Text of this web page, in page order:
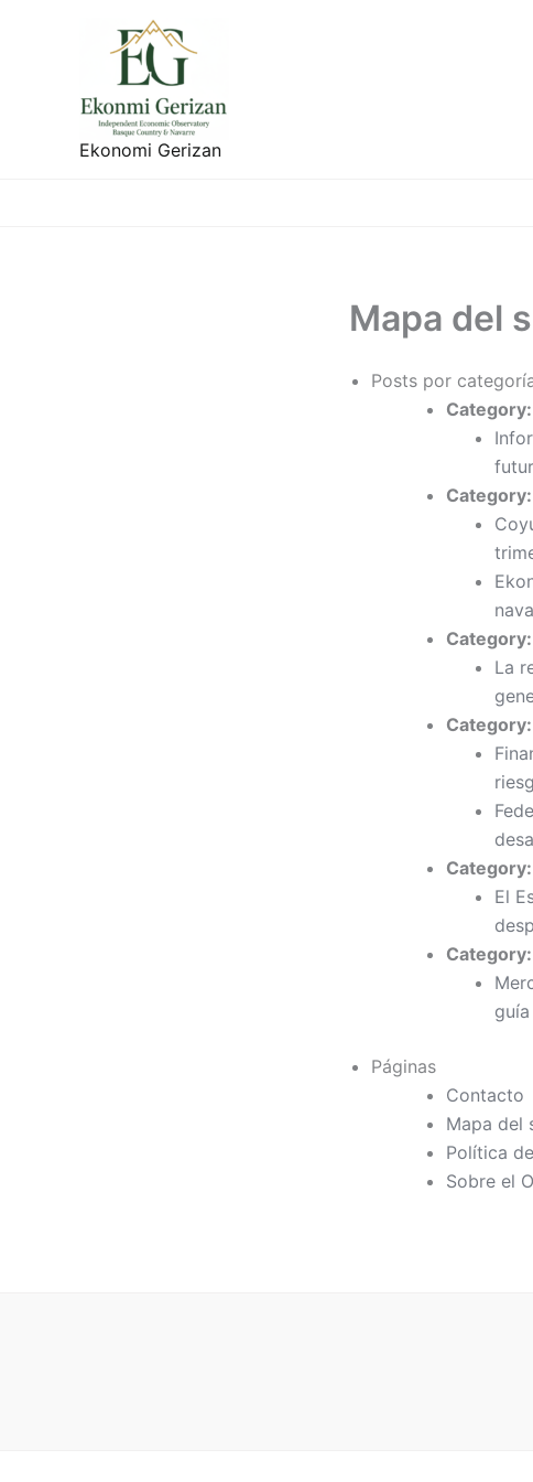
Ekonomi Gerizan
Mapa del
Posts por
Category:
Category:
Category:
La
Category:
Category:
El
Category:
Páginas
Contacto
Mapa del
Política
Sobre el